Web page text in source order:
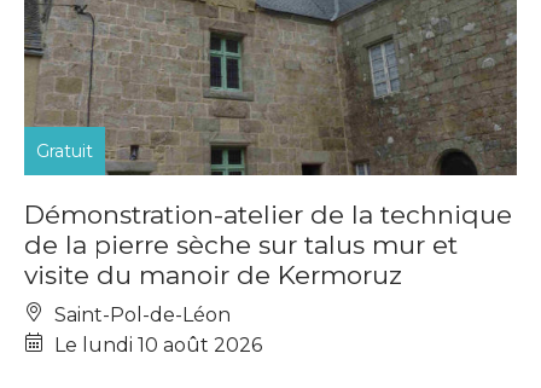
Gratuit
Démonstration-atelier de la technique
de la pierre sèche sur talus mur et
visite du manoir de Kermoruz
Saint-Pol-de-Léon
Le lundi 10 août 2026